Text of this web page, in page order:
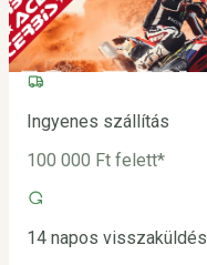
Ingyenes szállítás
100 000 Ft felett*
14 napos visszaküldés